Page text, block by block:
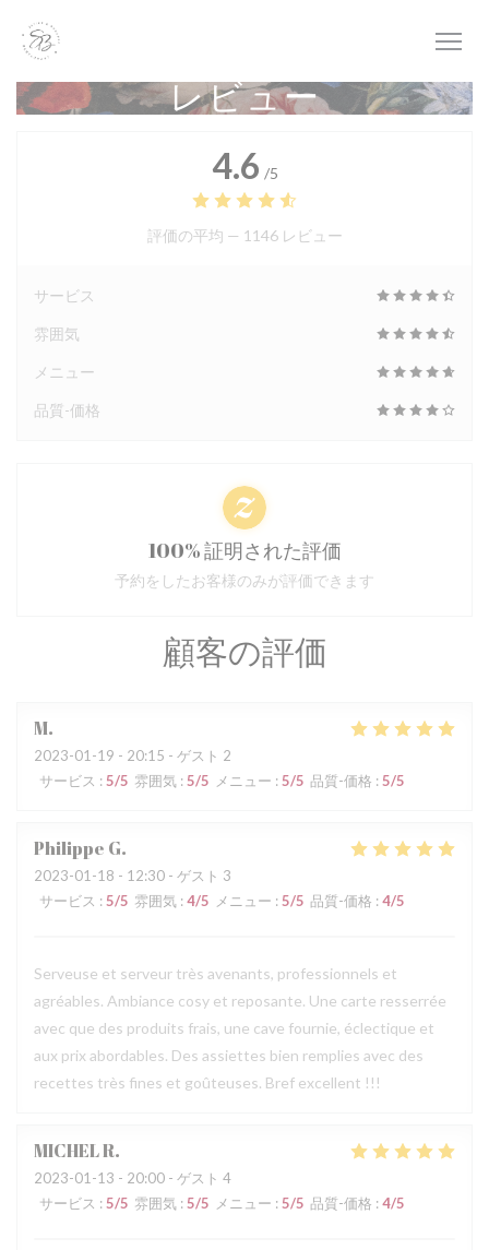
レビュー
顧客の評価
M
2023-01-19 - 20:15 - ゲスト 2
サービス : 5/5 雰囲気 : 5/5 メニュー : 5/5 品質-価格 : 5/5
Philippe G
2023-01-18 - 12:30 - ゲスト 3
サービス : 5/5 雰囲気 : 4/5 メニュー : 5/5 品質-価格 : 4/5
Serveuse et serveur très avenants, professionnels et
agréables. Ambiance cosy et reposante. Une carte resserrée
avec que des produits frais, une cave fournie, éclectique et
aux prix abordables. Des assiettes bien remplies avec des
recettes très fines et goûteuses. Bref excellent !!!
MICHELR
2023-01-13 - 20:00 - ゲスト 4
サービス : 5/5 雰囲気 : 5/5 メニュー : 5/5 品質-価格 : 4/5
4.6 /5
評価の平均 — 1146 レビュー
サービス
雰囲気
メニュー
品質-価格
100% 証明された評価
予約をしたお客様のみが評価できます